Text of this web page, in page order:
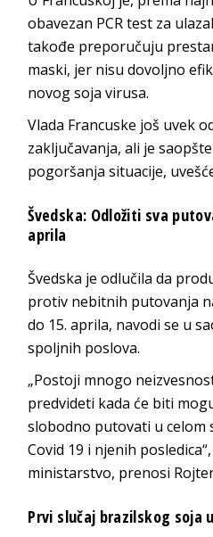
obavezan PCR test za
takođe preporučuju
maski, jer nisu dovoljno
novog soja virusa.
Vlada Francuske još uvek
zaključavanja, ali je
pogoršanja situacije,
Švedska: Odložiti sva
aprila
Švedska je odlučila da
protiv nebitnih putovanja
do 15. aprila, navodi se u
spoljnih poslova.
„Postoji mnogo
predvideti kada će biti
slobodno putovati u celom
Covid 19 i njenih
ministarstvo, prenosi
Prvi slučaj brazilskog soja